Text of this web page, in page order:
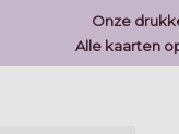
Onze
Alle kaarten